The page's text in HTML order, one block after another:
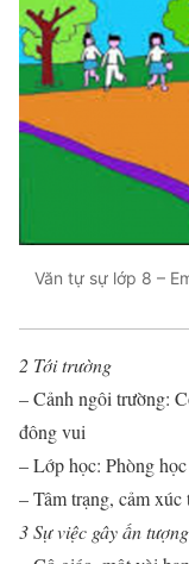
Văn tự sự lớp 8 –
2 Tới trường
– Cảnh ngôi trường:
đông vui
– Lớp học: Phòng
– Tâm trạng, cảm
3 Sự việc gây ấn tượng